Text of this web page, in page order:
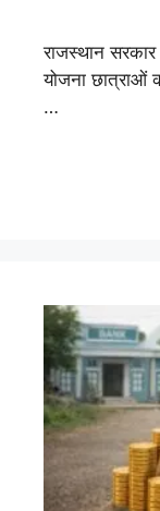
राजस्थान सरकार
योजना छात्राओं
…